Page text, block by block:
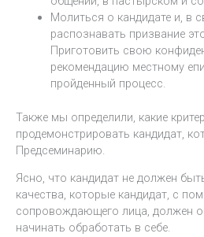
Молиться о кандидате и, в
распознавать призвание
Приготовить свою
рекомендацию местному
пройденный процесс.
Также мы определили, какие
продемонстрировать кандидат,
Предсеминарию.
Ясно, что кандидат не должен
качества, которые кандидат, с
сопровождающего лица, должен
начинать обработать в себе.